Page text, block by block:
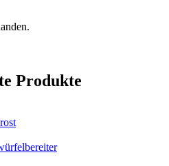
Produkte